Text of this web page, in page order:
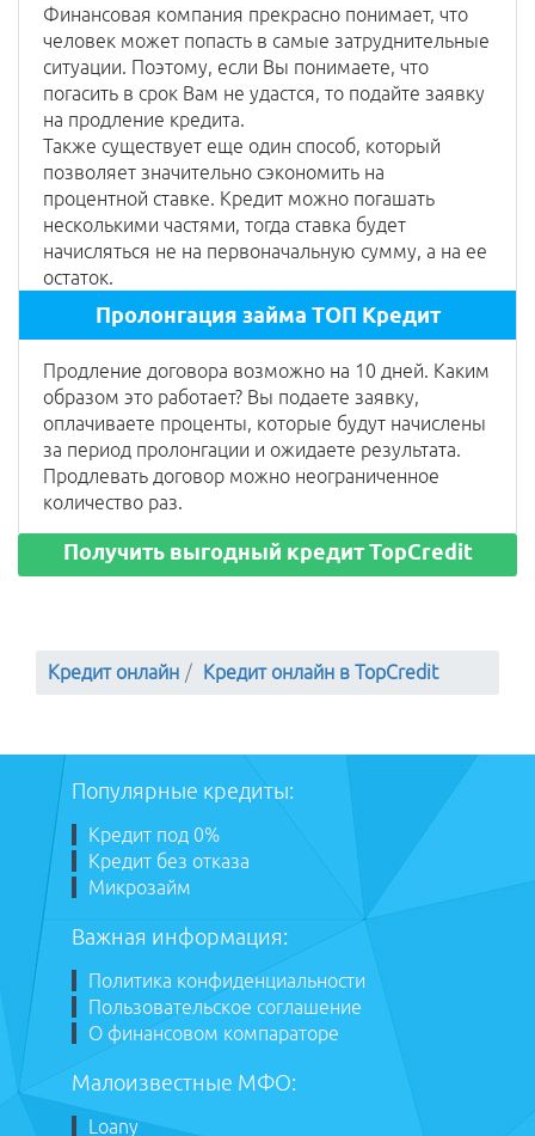
Финансовая компания прекрасно понимает, что
человек может попасть в самые затруднительные
ситуации. Поэтому, если Вы понимаете, что
погасить в срок Вам не удастся, то подайте заявку
на продление кредита.
Также существует еще один способ, который
позволяет значительно сэкономить на
процентной ставке. Кредит можно погашать
несколькими частями, тогда ставка будет
начисляться не на первоначальную сумму, а на ее
остаток.
Пролонгация займа ТОП Кредит
Продление договора возможно на 10 дней. Каким
образом это работает? Вы подаете заявку,
оплачиваете проценты, которые будут начислены
за период пролонгации и ожидаете результата.
Продлевать договор можно неограниченное
количество раз.
Получить выгодный кредит TopCredit
Кредит онлайн Кредит онлайн в TopCredit
Популярные кредиты:
Кредит под 0%
Кредит без отказа
Микрозайм
Важная информация:
Политика конфиденциальности
Пользовательское соглашение
О финансовом компараторе
Малоизвестные МФО:
Loany